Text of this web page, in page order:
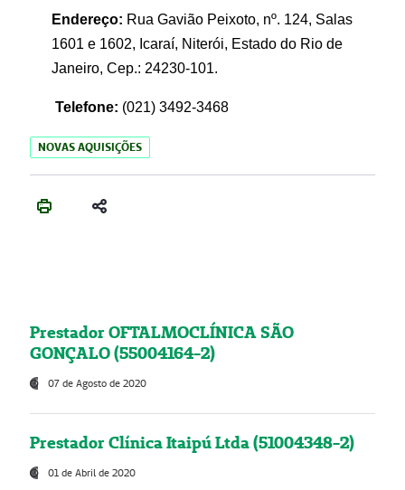
Endereço: Rua Gavião Peixoto, nº. 124, Salas
1601 e 1602, Icaraí, Niterói, Estado do Rio de
Janeiro, Cep.: 24230-101.
Telefone: (021) 3492-3468
NOVAS AQUISIÇÕES
Prestador OFTALMOCLÍNICA SÃO
GONÇALO (55004164-2)
07 de Agosto de 2020
Prestador Clínica Itaipú Ltda (51004348-2)
01 de Abril de 2020